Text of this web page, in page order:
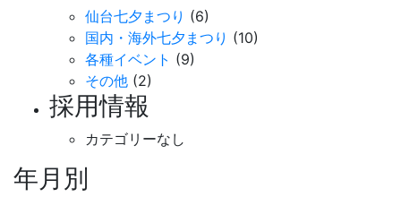
仙台七夕まつり (6)
国内・海外七夕まつり (10)
各種イベント (9)
その他 (2)
採用情報
カテゴリーなし
年月別